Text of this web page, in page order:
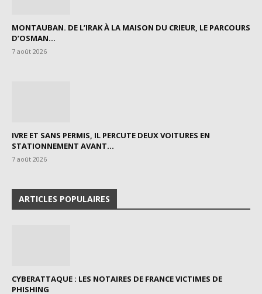
MONTAUBAN. DE L’IRAK À LA MAISON DU CRIEUR, LE PARCOURS
D’OSMAN...
7 août 2026
IVRE ET SANS PERMIS, IL PERCUTE DEUX VOITURES EN
STATIONNEMENT AVANT...
7 août 2026
ARTICLES POPULAIRES
CYBERATTAQUE : LES NOTAIRES DE FRANCE VICTIMES DE
PHISHING